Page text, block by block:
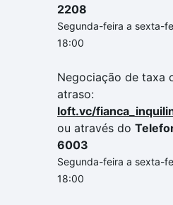
2208
Segunda-feira a sexta-
18:00
Negociação de taxa
atraso:
loft.vc/
ou através do
6003
Segunda-feira a sexta-
18:00